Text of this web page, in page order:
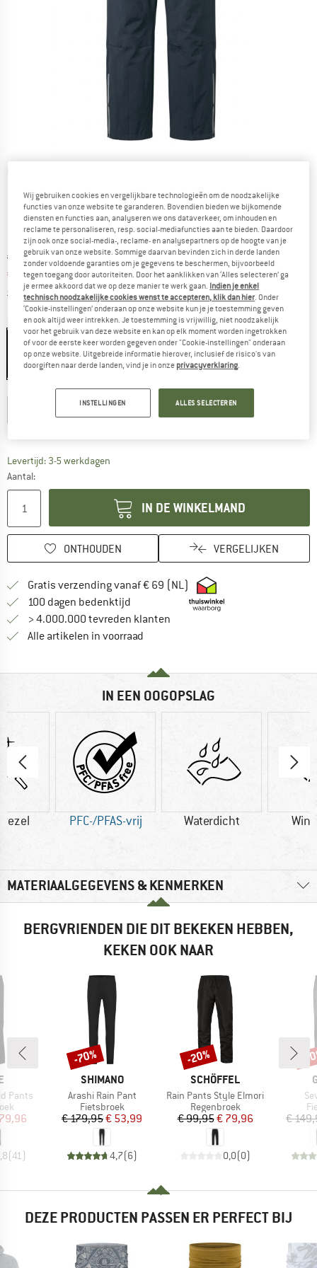
Oorspronkelijke prijs :
€ 69,95
Prijs:
€ 55,96 incl. BTW
excl. VerzendkostenInformatie over de verzendkosten. Opent in een
Kleur:Outerspace
-20% -20%
Kies een maat:
L XXL
Levertijd: 3-5 werkdagen
Aantal:
IN DE WINKELMAND
ONTHOUDEN VERGELIJKEN
Gratis verzending vanaf € 69 (NL) Vind hier de
100 dagen bedenktijd Vind de betalingsinformatie hier!
> 4.000.000 tevreden klanten
Alle artikelen in voorraad
IN EEN OOGOPSLAG
PFC-/PFAS-vrij Waterdicht
MATERIAALGEGEVENS & KENMERKEN
BERGVRIENDEN DIE DIT BEKEKEN HEBBEN,
KEKEN OOK NAAR
Pants
prijs
(41)
MERK
SHIMANO
Artikel
Arashi Rain Pant
Productgroep
Fietsbroek
Prijs
€ 179,95Verlaagde prijs
€ 53,99
4,7(6)
Korting
-70%
MERK
SCHÖFFEL
Artikel
Rain Pants Style Elmori
Productgroep
Regenbroek
Prijs
€ 99,95Verlaagde prijs
€ 79,96
0,0(0)
Korting
-20%
€
-
DEZE PRODUCTEN PASSEN ER PERFECT BIJ
Wij gebruiken cookies en vergelijkbare technologieën om de noodzakelijke
functies van onze website te garanderen. Bovendien bieden we bijkomende
diensten en functies aan, analyseren we ons dataverkeer, om inhouden en
reclame te personaliseren, resp. social-mediafuncties aan te bieden. Daardoor
zijn ook onze social-media-, reclame- en analysepartners op de hoogte van je
gebruik van onze website. Sommige daarvan bevinden zich in derde landen
zonder voldoende garanties om je gegevens te beschermen, bijvoorbeeld
tegen toegang door autoriteiten. Door het aanklikken van ‘Alles selecteren’ ga
je ermee akkoord dat we op deze manier te werk gaan. Indien je enkel
technisch noodzakelijke cookies wenst te accepteren, klik dan hier. Onder
‘Cookie-instellingen’ onderaan op onze website kun je je toestemming geven
en ook altijd weer intrekken. Je toestemming is vrijwillig, niet noodzakelijk
voor het gebruik van deze website en kan op elk moment worden ingetrokken
of voor de eerste keer worden gegeven onder "Cookie-instellingen" onderaan
op onze website. Uitgebreide informatie hierover, inclusief de risico's van
doorgiften naar derde landen, vind je in onze privacyverklaring.
INSTELLINGEN ALLES SELECTEREN